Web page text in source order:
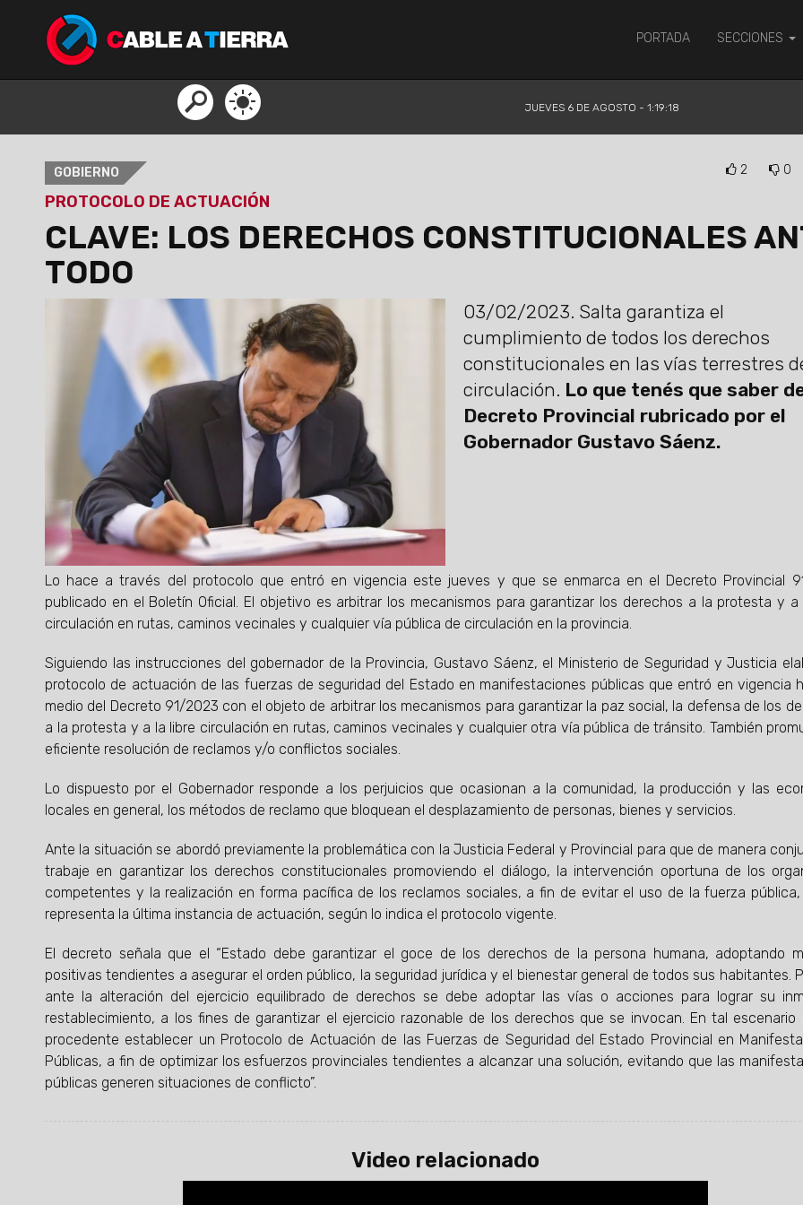
PORTADA SECCIONES
JUEVES 6 DE AGOSTO - 1:19:19
GOBIERNO 2 0
PROTOCOLO DE ACTUACIÓN
CLAVE: LOS DERECHOS CONSTITUCIONALES
TODO
03/02/2023. Salta garantiza el
cumplimiento de todos los derechos
constitucionales en las vías terrestres
circulación. Lo que tenés que saber
Decreto Provincial rubricado por el
Gobernador Gustavo Sáenz.
Lo hace a través del protocolo que entró en vigencia este jueves y que se enmarca en el Decreto Provincial
publicado en el Boletín Oficial. El objetivo es arbitrar los mecanismos para garantizar los derechos a la protesta y a
circulación en rutas, caminos vecinales y cualquier vía pública de circulación en la provincia.
Siguiendo las instrucciones del gobernador de la Provincia, Gustavo Sáenz, el Ministerio de Seguridad y Justicia
protocolo de actuación de las fuerzas de seguridad del Estado en manifestaciones públicas que entró en vigencia
medio del Decreto 91/2023 con el objeto de arbitrar los mecanismos para garantizar la paz social, la defensa de los
a la protesta y a la libre circulación en rutas, caminos vecinales y cualquier otra vía pública de tránsito. También
eficiente resolución de reclamos y/o conflictos sociales.
Lo dispuesto por el Gobernador responde a los perjuicios que ocasionan a la comunidad, la producción y las
locales en general, los métodos de reclamo que bloquean el desplazamiento de personas, bienes y servicios.
Ante la situación se abordó previamente la problemática con la Justicia Federal y Provincial para que de manera
trabaje en garantizar los derechos constitucionales promoviendo el diálogo, la intervención oportuna de los
competentes y la realización en forma pacífica de los reclamos sociales, a fin de evitar el uso de la fuerza
representa la última instancia de actuación, según lo indica el protocolo vigente.
El decreto señala que el “Estado debe garantizar el goce de los derechos de la persona humana, adoptando
positivas tendientes a asegurar el orden público, la seguridad jurídica y el bienestar general de todos sus habitantes.
ante la alteración del ejercicio equilibrado de derechos se debe adoptar las vías o acciones para lograr su
restablecimiento, a los fines de garantizar el ejercicio razonable de los derechos que se invocan. En tal escenario
procedente establecer un Protocolo de Actuación de las Fuerzas de Seguridad del Estado Provincial en
Públicas, a fin de optimizar los esfuerzos provinciales tendientes a alcanzar una solución, evitando que las
públicas generen situaciones de conflicto”.
Video relacionado